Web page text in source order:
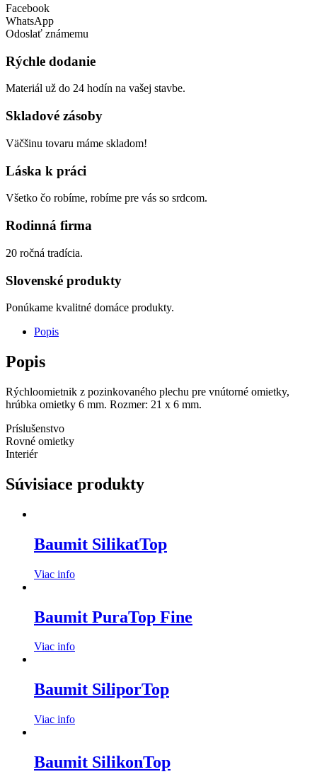
Facebook
WhatsApp
Odoslať známemu
Rýchle dodanie
Materiál už do 24 hodín na vašej stavbe.
Skladové zásoby
Väčšinu tovaru máme skladom!
Láska k práci
Všetko čo robíme, robíme pre vás so srdcom.
Rodinná firma
20 ročná tradícia.
Slovenské produkty
Ponúkame kvalitné domáce produkty.
Popis
Popis
Rýchloomietnik z pozinkovaného plechu pre vnútorné omietky,
hrúbka omietky 6 mm. Rozmer: 21 x 6 mm.
Príslušenstvo
Rovné omietky
Interiér
Súvisiace produkty
Baumit SilikatTop
Viac info
Baumit PuraTop Fine
Viac info
Baumit SiliporTop
Viac info
Baumit SilikonTop